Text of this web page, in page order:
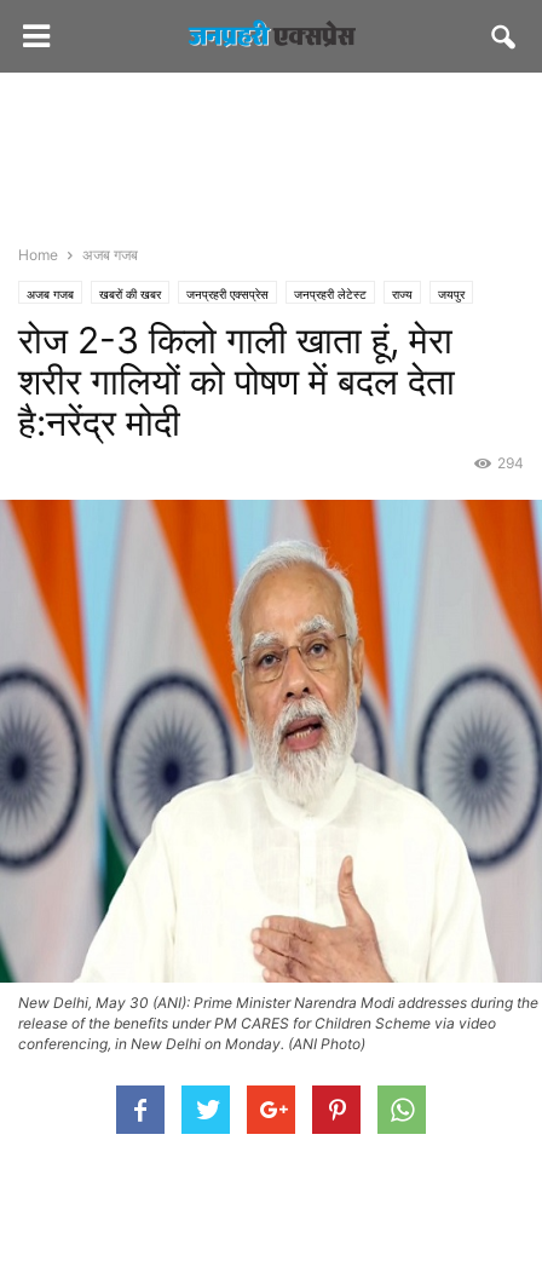
Home अजब गजब
अजब गजब खबरों की खबर जनप्रहरी एक्सप्रेस जनप्रहरी लेटेस्ट राज्य जयपुर
पॉलिटिकल पीएमओ इंडिया भाजपा
रोज 2-3 किलो गाली खाता हूं, मेरा
शरीर गालियों को पोषण में बदल देता
है:नरेंद्र मोदी
294
New Delhi, May 30 (ANI): Prime Minister Narendra Modi addresses during the
release of the benefits under PM CARES for Children Scheme via video
conferencing, in New Delhi on Monday. (ANI Photo)